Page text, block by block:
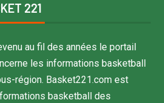
221
au fil des années le portail
les informations basketball
région. Basket221.com est
basketball des